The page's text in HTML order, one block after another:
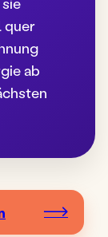
quer
ab